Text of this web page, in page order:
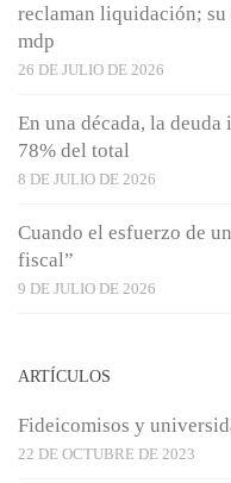
reclaman liquidación;
mdp
26 DE JULIO DE 2026
En una década, la deuda
78% del total
8 DE JULIO DE 2026
Cuando el esfuerzo de
fiscal”
9 DE JULIO DE 2026
ARTÍCULOS
Fideicomisos y
22 DE OCTUBRE DE 2023